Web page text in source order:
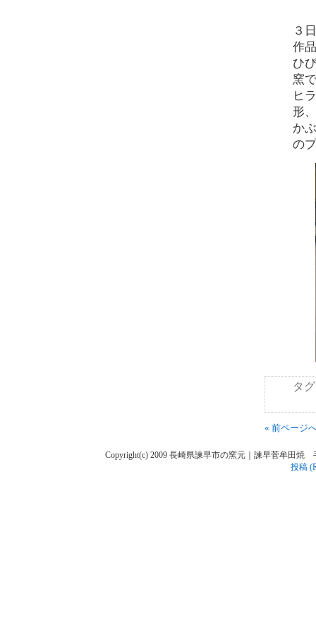
３
作
ひ
窯
ヒ
形
か
の
タ
« 前ページ
Copyright(c) 2009 長崎県諫早市の窯元｜諫早菅牟田焼
投稿